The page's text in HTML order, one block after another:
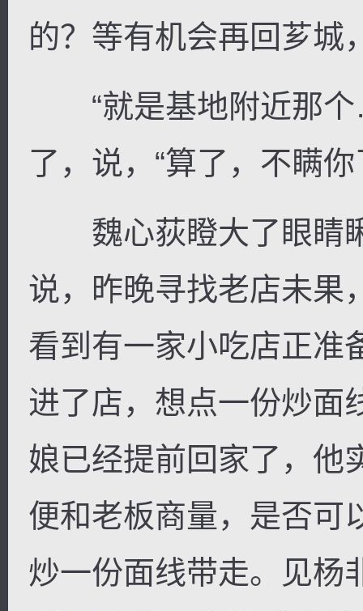
的？等有机会再回芗城
“就是基地附近那个
了，说，“算了，不瞒
魏心荻瞪大了眼睛
说，昨晚寻找老店未果
看到有一家小吃店正准
进了店，想点一份炒面
娘已经提前回家了，他
便和老板商量，是否可
炒一份面线带走。见杨